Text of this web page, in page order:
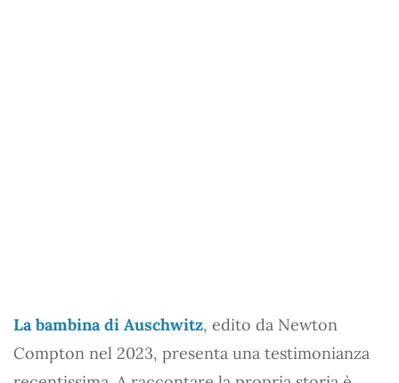
La bambina di Auschwitz, edito da Newton
Compton nel 2023, presenta una testimonianza